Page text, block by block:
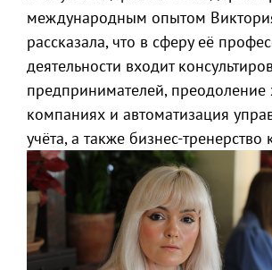
международным опытом
рассказала, что в сферу её
деятельности входит
предпринимателей, преодоление
компаниях и автоматизация
учёта, а также бизнес-тренерство